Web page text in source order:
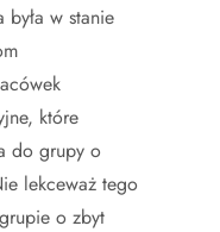
była w stanie
które
do grupy o
lekceważ tego
o zbyt